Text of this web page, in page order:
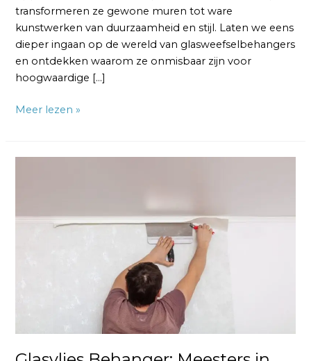
transformeren ze gewone muren tot ware
kunstwerken van duurzaamheid en stijl. Laten we eens
dieper ingaan op de wereld van glasweefselbehangers
en ontdekken waarom ze onmisbaar zijn voor
hoogwaardige […]
Meer lezen »
in